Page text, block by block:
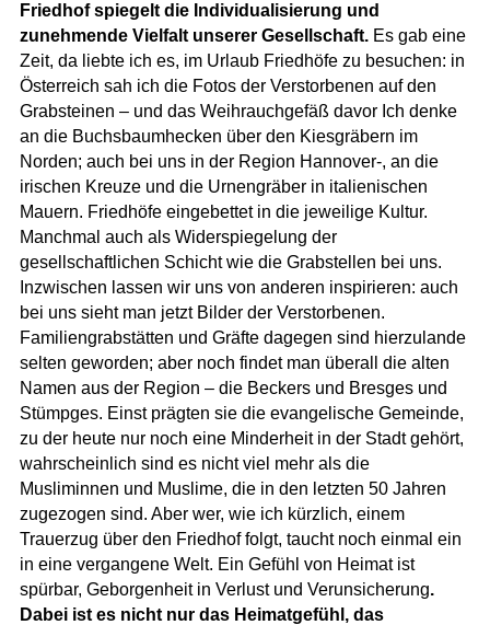
Friedhof spiegelt die Individualisierung und
zunehmende Vielfalt unserer Gesellschaft.Es gab eine
Zeit, da liebte ich es, im Urlaub Friedhöfe zu besuchen: in
Österreich sah ich die Fotos der Verstorbenen auf den
Grabsteinen – und das Weihrauchgefäß davor Ich denke
an die Buchsbaumhecken über den Kiesgräbern im
Norden; auch bei uns in der Region Hannover-, an die
irischen Kreuze und die Urnengräber in italienischen
Mauern. Friedhöfe eingebettet in die jeweilige Kultur.
Manchmal auch als Widerspiegelung der
gesellschaftlichen Schicht wie die Grabstellen bei uns.
Inzwischen lassen wir uns von anderen inspirieren: auch
bei uns sieht man jetzt Bilder der Verstorbenen.
Familiengrabstätten und Gräfte dagegen sind hierzulande
selten geworden; aber noch findet man überall die alten
Namen aus der Region – die Beckers und Bresges und
Stümpges. Einst prägten sie die evangelische Gemeinde,
zu der heute nur noch eine Minderheit in der Stadt gehört,
wahrscheinlich sind es nicht viel mehr als die
Musliminnen und Muslime, die in den letzten 50 Jahren
zugezogen sind. Aber wer, wie ich kürzlich, einem
Trauerzug über den Friedhof folgt, taucht noch einmal ein
in eine vergangene Welt. Ein Gefühl von Heimat ist
spürbar, Geborgenheit in Verlust und Verunsicherung.
Dabei ist es nicht nur das Heimatgefühl, das